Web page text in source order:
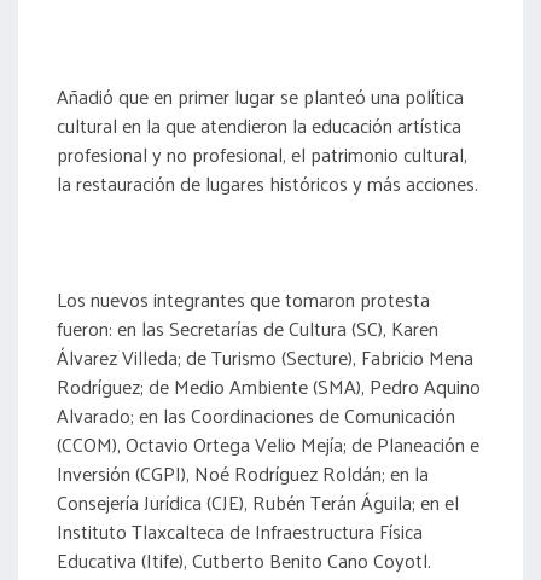
Añadió que en primer lugar se planteó una política
cultural en la que atendieron la educación artística
profesional y no profesional, el patrimonio cultural,
la restauración de lugares históricos y más acciones.
Los nuevos integrantes que tomaron protesta
fueron: en las Secretarías de Cultura (SC), Karen
Álvarez Villeda; de Turismo (Secture), Fabricio Mena
Rodríguez; de Medio Ambiente (SMA), Pedro Aquino
Alvarado; en las Coordinaciones de Comunicación
(CCOM), Octavio Ortega Velio Mejía; de Planeación e
Inversión (CGPI), Noé Rodríguez Roldán; en la
Consejería Jurídica (CJE), Rubén Terán Águila; en el
Instituto Tlaxcalteca de Infraestructura Física
Educativa (Itife), Cutberto Benito Cano Coyotl.